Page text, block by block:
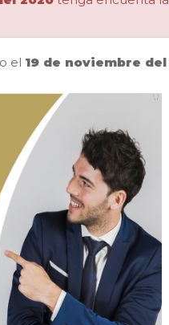
el 19 de noviembre del